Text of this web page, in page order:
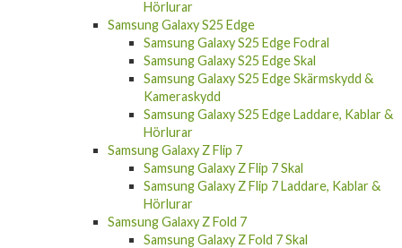
Hörlurar
Samsung Galaxy S25 Edge
Samsung Galaxy S25 Edge Fodral
Samsung Galaxy S25 Edge Skal
Samsung Galaxy S25 Edge Skärmskydd &
Kameraskydd
Samsung Galaxy S25 Edge Laddare, Kablar &
Hörlurar
Samsung Galaxy Z Flip 7
Samsung Galaxy Z Flip 7 Skal
Samsung Galaxy Z Flip 7 Laddare, Kablar &
Hörlurar
Samsung Galaxy Z Fold 7
Samsung Galaxy Z Fold 7 Skal